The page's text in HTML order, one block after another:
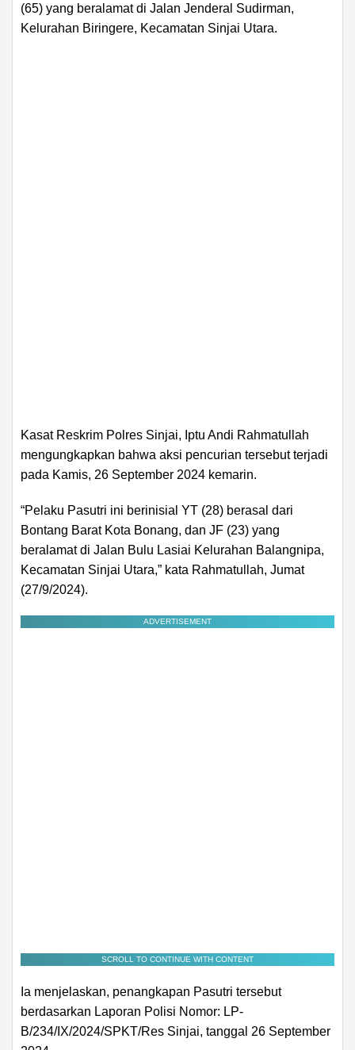
(65) yang beralamat di Jalan Jenderal Sudirman,
Kelurahan Biringere, Kecamatan Sinjai Utara.
Kasat Reskrim Polres Sinjai, Iptu Andi Rahmatullah
mengungkapkan bahwa aksi pencurian tersebut terjadi
pada Kamis, 26 September 2024 kemarin.
“Pelaku Pasutri ini berinisial YT (28) berasal dari
Bontang Barat Kota Bonang, dan JF (23) yang
beralamat di Jalan Bulu Lasiai Kelurahan Balangnipa,
Kecamatan Sinjai Utara,” kata Rahmatullah, Jumat
(27/9/2024).
ADVERTISEMENT
SCROLL TO CONTINUE WITH CONTENT
Ia menjelaskan, penangkapan Pasutri tersebut
berdasarkan Laporan Polisi Nomor: LP-
B/234/IX/2024/SPKT/Res Sinjai, tanggal 26 September